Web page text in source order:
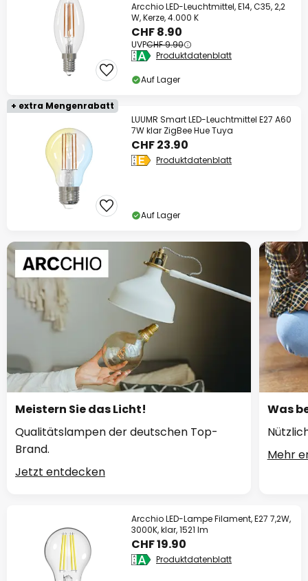
Arcchio LED-Leuchtmittel, E14, C35, 2,2
W, Kerze, 4.000 K
CHF 8.90
UVPCHF 9.90
Produktdatenblatt
Auf Lager
+ extra Mengenrabatt
LUUMR Smart LED-Leuchtmittel E27 A60
7W klar ZigBee Hue Tuya
CHF 23.90
Produktdatenblatt
Auf Lager
Meistern Sie das Licht!
Qualitätslampen der deutschen Top-
Brand.
Jetzt entdecken
Was
Mehr
Arcchio LED-Lampe Filament, E27 7,2W,
3000K, klar, 1521 lm
CHF 19.90
Produktdatenblatt